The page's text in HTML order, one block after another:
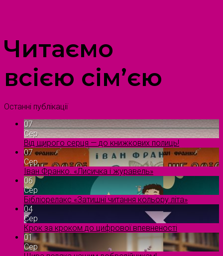
Читаємо
всією сім’єю
Останні публікації
07
Сер
Від щирого серця — до книжкових полиць!
07
Сер
Іван Франко. «Лисичка і журавель»
06
Сер
Бібліорелакс «Затишні читання кольору літа»
04
Сер
Крок за кроком до цифрової впевненості
01
Сер